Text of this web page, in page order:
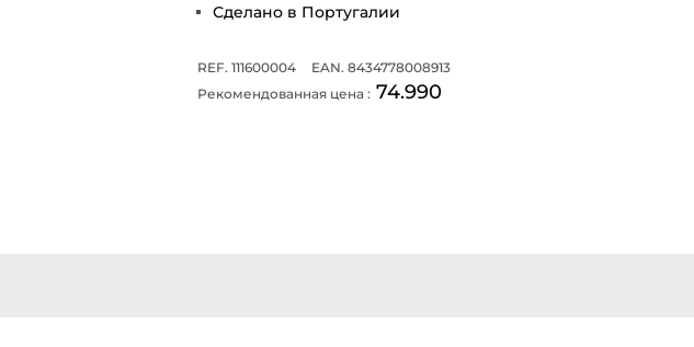
Сделано в Португалии
REF. 111600004
EAN. 8434778008913
Рекомендованная цена : 74.990